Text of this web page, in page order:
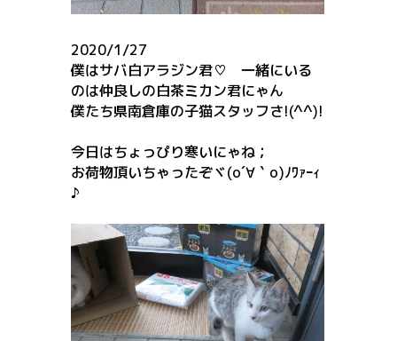
2020/1/27
僕はサバ白アラジン君♡ 一緒にいる
のは仲良しの白茶ミカン君にゃん
僕たち県南倉庫の子猫スタッフさ!(^^)!
今日はちょっぴり寒いにゃね；
お荷物頂いちゃったぞヾ(o´∀｀o)ﾉﾜｧｰｨ
♪